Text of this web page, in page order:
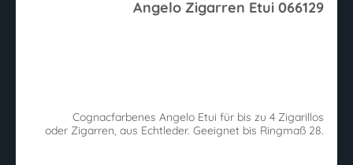
Angelo Zigarren Etui 066129
Cognacfarbenes Angelo Etui für bis zu 4 Zigarillos
oder Zigarren, aus Echtleder. Geeignet bis Ringmaß 28.